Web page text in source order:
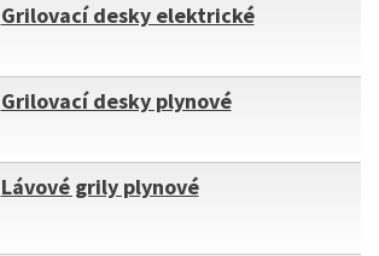
Grilovací desky elektrické
Grilovací desky plynové
Lávové grily plynové